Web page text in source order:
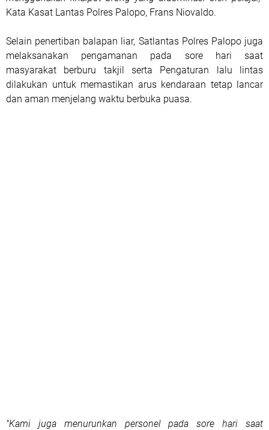
Kata Kasat Lantas Polres Palopo, Frans Niovaldo.
Selain penertiban balapan liar, Satlantas Polres Palopo juga
melaksanakan pengamanan pada sore hari saat
masyarakat berburu takjil serta Pengaturan lalu lintas
dilakukan untuk memastikan arus kendaraan tetap lancar
dan aman menjelang waktu berbuka puasa.
"Kami juga menurunkan personel pada sore hari saat